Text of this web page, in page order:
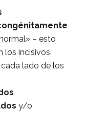
– esto
los incisivos
lado de los
y/o